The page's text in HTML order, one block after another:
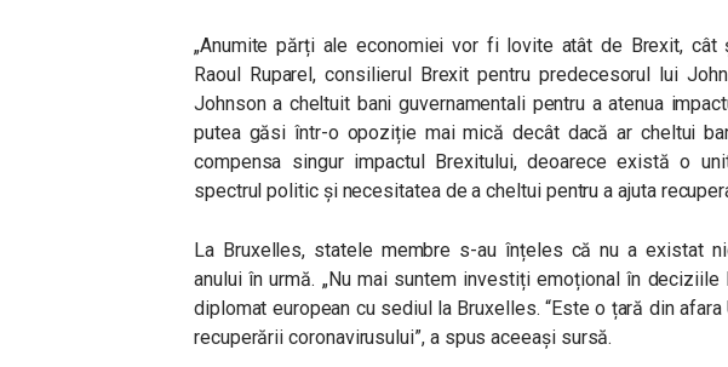
„Anumite părți ale economiei vor fi lovite atât de Brexit, cât
Raoul Ruparel, consilierul Brexit pentru predecesorul lui
Johnson a cheltuit bani guvernamentali pentru a atenua
putea găsi într-o opoziție mai mică decât dacă ar cheltui
compensa singur impactul Brexitului, deoarece există o
spectrul politic și necesitatea de a cheltui pentru a ajuta
La Bruxelles, statele membre s-au înțeles că nu a existat
anului în urmă. „Nu mai suntem investiți emoțional în deciziile
diplomat european cu sediul la Bruxelles. “Este o țară din afara
recuperării coronavirusului”, a spus aceeași sursă.